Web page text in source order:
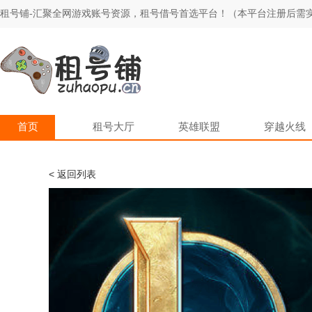
租号铺-汇聚全网游戏账号资源，租号借号首选平台！（本平台注册后需
首页 租号大厅 英雄联盟 穿越火线
< 返回列表